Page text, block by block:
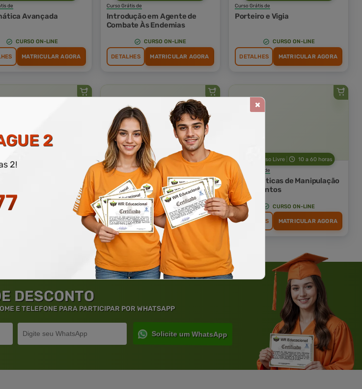
de
Avançada
CURSO ON-LINE
MATRICULAR AGORA
Curso Grátis de
Introdução em Agente de
Combate Às Endemias
CURSO ON-LINE
DETALHES MATRICULAR AGORA
Curso Grátis de
Porteiro e Vigia
CURSO ON-LINE
DETALHES MATRICULAR AGORA
de
Condições e Meio
de Trabalho na
da Construção
Curso Livre 10 a 60 horas
Curso Grátis de
MOPP - Movimentação
Operacional de Produtos
Perigosos
CURSO ON-LINE
DETALHES MATRICULAR AGORA
Curso Livre 10 a 60 horas
Curso Grátis de
Boas Práticas de Manipulação
de Alimentos
CURSO ON-LINE
DETALHES MATRICULAR AGORA
DESCONTO
E TELEFONE PARA PARTICIPAR POR WHATSAPP
Solicite um WhatsApp
2
2!